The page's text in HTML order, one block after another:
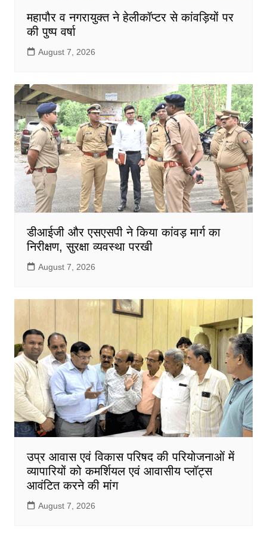
महापौर व नगरायुक्त ने हेलीकॉप्टर से कांवड़ियों पर
की पुष्प वर्षा
August 7, 2026
डीआईजी और एसएसपी ने किया कांवड़ मार्ग का
निरीक्षण, सुरक्षा व्यवस्था परखी
August 7, 2026
उप्र आवास एवं विकास परिषद की परियोजनाओं में
व्यापारियों को कमर्शियल एवं आवासीय प्लॉट्स
आवंटित करने की मांग
August 7, 2026